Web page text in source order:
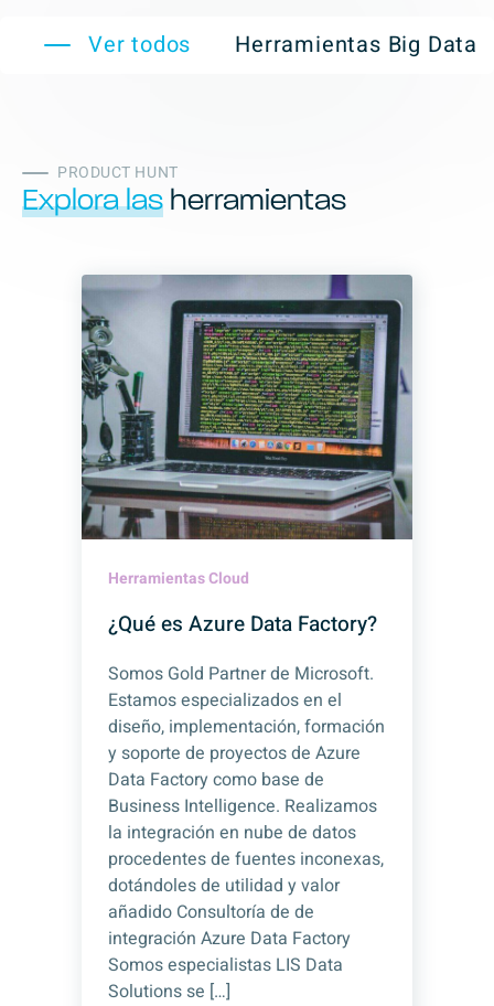
Ver todos Herramientas Big Data
PRODUCT HUNT
Explora las herramientas
Herramientas Cloud
¿Qué es Azure Data Factory?
Somos Gold Partner de Microsoft.
Estamos especializados en el
diseño, implementación, formación
y soporte de proyectos de Azure
Data Factory como base de
Business Intelligence. Realizamos
la integración en nube de datos
procedentes de fuentes inconexas,
dotándoles de utilidad y valor
añadido Consultoría de de
integración Azure Data Factory
Somos especialistas LIS Data
Solutions se […]